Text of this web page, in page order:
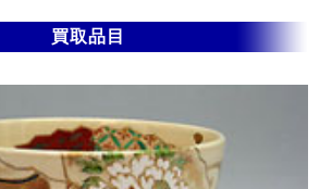
買取品目